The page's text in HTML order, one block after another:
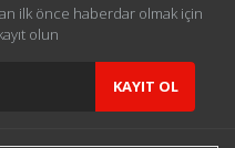
ilk önce haberdar olmak için
olun
KAYIT OL